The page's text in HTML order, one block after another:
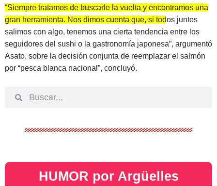
“Siempre tratamos de buscarle la vuelta y encontramos una
gran herramienta. Nos dimos cuenta que, si todos juntos
salimos con algo, tenemos una cierta tendencia entre los
seguidores del sushi o la gastronomía japonesa”, argumentó
Asato, sobre la decisión conjunta de reemplazar el salmón
por “pesca blanca nacional”, concluyó.
HUMOR por Argüelles​